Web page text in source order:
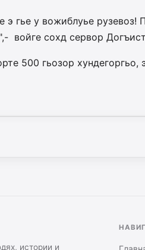
гье у вожиблуье рузевоз!
войге сохд сервор
500 гьозор хундегоргьо,
истории и